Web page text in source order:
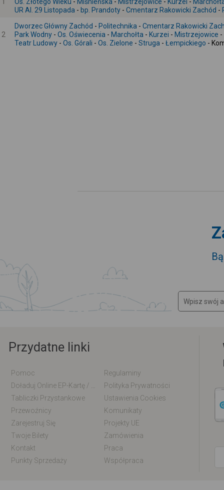
UR Al. 29 Listopada - bp. Prandoty - Cmentarz Rakowicki Zachód -
2
Dworzec Główny Zachód - Politechnika - Cmentarz Rakowicki
Park Wodny - Os. Oświecenia - Marchołta - Kurzei - Mistrzejowice -
Teatr Ludowy - Os. Górali - Os. Zielone - Struga - Łempickiego -
Przydatne linki
Pomoc
Regulaminy
Polityka Prywatności
Tabliczki Przystankowe
Ustawienia Cookies
Przewoźnicy
Komunikaty
Zarejestruj Się
Projekty UE
Twoje Bilety
Zamówienia
Kontakt
Praca
Punkty Sprzedaży
Współpraca